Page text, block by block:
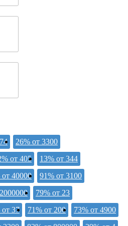
26% от 3300
от 405
13% от 344
от 40000
91% от 3100
79% от 23
от 37 71% от 200
73% от 4900